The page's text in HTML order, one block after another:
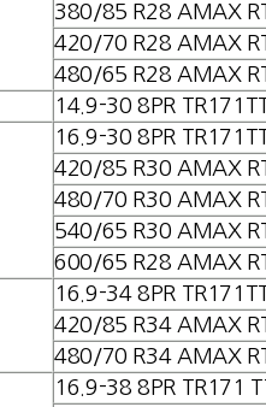
380/85 R28 AMAX
420/70 R28 AMAX
480/65 R28 AMAX
14.9-30 8PR
16.9-30 8PR
420/85 R30 AMAX
480/70 R30 AMAX
540/65 R30 AMAX
600/65 R28 AMAX
16.9-34 8PR
420/85 R34 AMAX
480/70 R34 AMAX
16.9-38 8PR TR171